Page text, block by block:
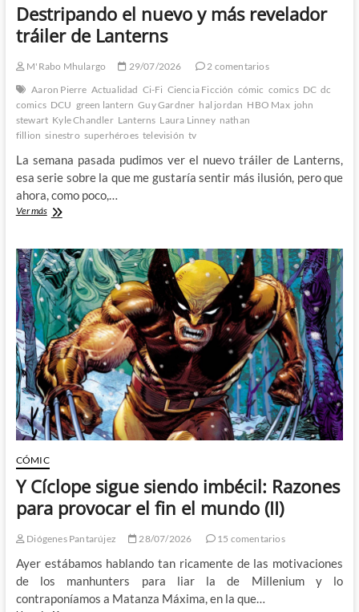
Destripando el nuevo y más revelador
tráiler de Lanterns
M'Rabo Mhulargo 29/07/2026
2 comentarios
Aaron Pierre Actualidad Ci-Fi Ciencia Ficción cómic comics DC dc
comics DCU green lantern Guy Gardner hal jordan HBO Max john
stewart Kyle Chandler Lanterns Laura Linney nathan
fillion sinestro superhéroes televisión tv
La semana pasada pudimos ver el nuevo tráiler de Lanterns,
esa serie sobre la que me gustaría sentir más ilusión, pero que
ahora, como poco,…
Ver másDestripando
y
más
revelador
tráiler
de
Lanterns
CÓMIC
Y Cíclope sigue siendo imbécil: Razones
para provocar el fin el mundo (II)
Diógenes Pantarújez 28/07/2026 15 comentarios
Ayer estábamos hablando tan ricamente de las motivaciones
de los manhunters para liar la de Millenium y lo
contraponíamos a Matanza Máxima, en la que…